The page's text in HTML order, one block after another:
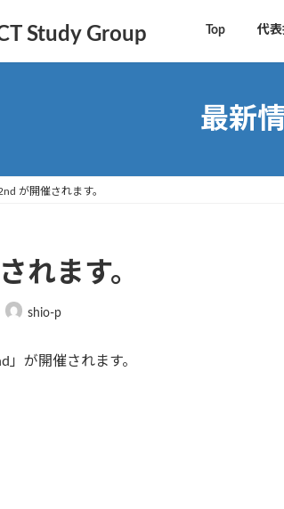
Study Group Top 代
最新
が開催されます。
れます。
shio-p
」が開催されます。